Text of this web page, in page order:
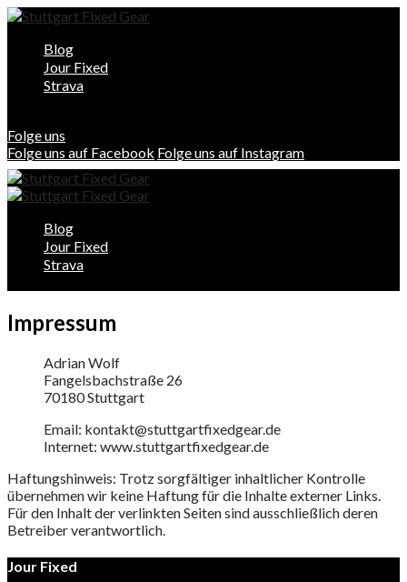
Blog
Jour Fixed
Strava
Folge uns
Folge uns auf Facebook Folge uns auf Instagram
Blog
Jour Fixed
Strava
Impressum
Adrian Wolf
Fangelsbachstraße 26
70180 Stuttgart
Email: kontakt@stuttgartfixedgear.de
Internet: www.stuttgartfixedgear.de
Haftungshinweis: Trotz sorgfältiger inhaltlicher Kontrolle
übernehmen wir keine Haftung für die Inhalte externer Links.
Für den Inhalt der verlinkten Seiten sind ausschließlich deren
Betreiber verantwortlich.
Jour Fixed